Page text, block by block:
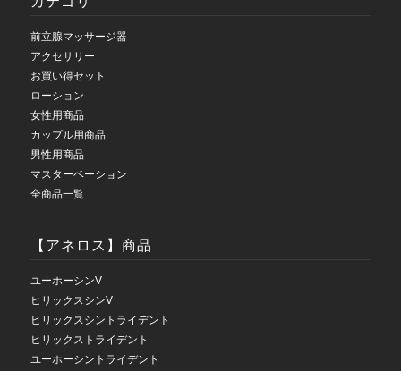
前立腺マッサージ器
アクセサリー
お買い得セット
ローション
女性用商品
カップル用商品
男性用商品
マスターベーション
全商品一覧
【アネロス】商品
ユーホーシンV
ヒリックスシンV
ヒリックスシントライデント
ヒリックストライデント
ユーホーシントライデント